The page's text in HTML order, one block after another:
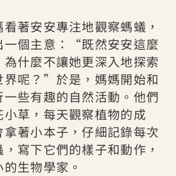
著安安專注地觀察螞蟻，
一個主意：“既然安安這麼
什麼不讓她更深入地探索
界呢？”於是，媽媽開始和
些有趣的自然活動。他們
草，每天觀察植物的成
著小本子，仔細記錄每次
寫下它們的樣子和動作，
生物學家。